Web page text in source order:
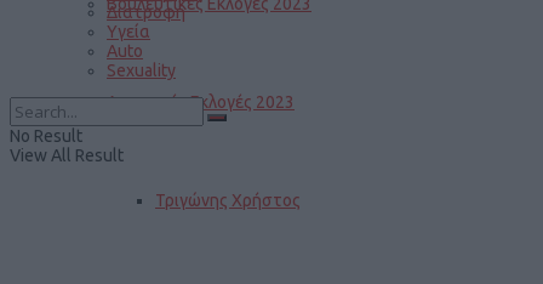
Δημοτικές Εκλογές 2023
Τριγώνης Χρήστος
Διατροφή
Υγεία
Auto
Sexuality
No Result
View All Result